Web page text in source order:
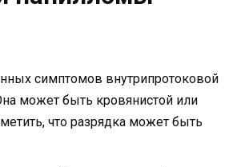
симптомов внутрипротоковой
может быть кровянистой или
что разрядка может быть